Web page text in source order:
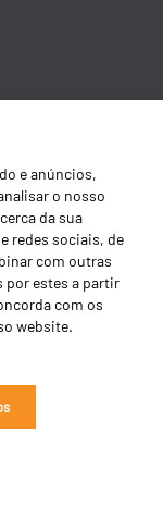
e anúncios,
o nosso
da sua
redes sociais, de
com outras
por estes a partir
com os
website.